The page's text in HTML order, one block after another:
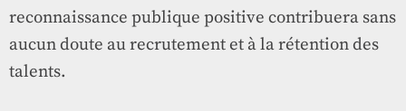
reconnaissance publique positive contribuera sans
aucun doute au recrutement et à la rétention des
talents.